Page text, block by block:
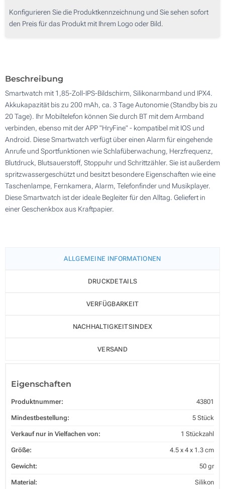
50
Konfigurieren Sie die Produktkennzeichnung und Sie sehen sofort
den Preis für das Produkt mit Ihrem Logo oder Bild.
Beschreibung
Smartwatch mit 1,85-Zoll-IPS-Bildschirm, Silikonarmband und IPX4.
Akkukapazität bis zu 200 mAh, ca. 3 Tage Autonomie (Standby bis zu
20 Tage). Ihr Mobiltelefon können Sie durch BT mit dem Armband
verbinden, ebenso mit der APP "HryFine" - kompatibel mit IOS und
Android. Diese Smartwatch verfügt über einen Alarm für eingehende
Anrufe und Sportfunktionen wie Schlafüberwachung, Herzfrequenz,
Blutdruck, Blutsauerstoff, Stoppuhr und Schrittzähler. Sie ist außerdem
spritzwassergeschützt und besitzt besondere Eigenschaften wie eine
Taschenlampe, Fernkamera, Alarm, Telefonfinder und Musikplayer.
Diese Smartwatch ist der ideale Begleiter für den Alltag. Geliefert in
einer Geschenkbox aus Kraftpapier.
ALLGEMEINE INFORMATIONEN
DRUCKDETAILS
VERFÜGBARKEIT
NACHHALTIGKEITSINDEX
VERSAND
Eigenschaften
Produktnummer: 43801
Mindestbestellung: 5 Stück
Verkauf nur in Vielfachen von: 1 Stückzahl
Größe: 4.5 x 4 x 1.3 cm
Gewicht: 50 gr
Material: Silikon